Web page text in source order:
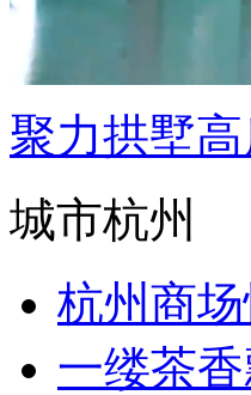
聚力拱墅高
城市杭州
杭州商
一缕茶